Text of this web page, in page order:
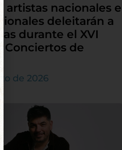
artistas nacionales e
deleitarán a
durante el XVI
Conciertos de
de 2026